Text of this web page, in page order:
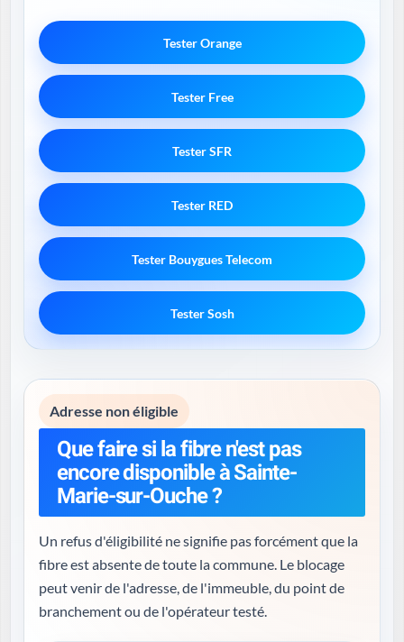
Tester Orange
Tester Free
Tester SFR
Tester RED
Tester Bouygues Telecom
Tester Sosh
Adresse non éligible
Que faire si la fibre n'est pas
encore disponible à Sainte-
Marie-sur-Ouche ?
Un refus d'éligibilité ne signifie pas forcément que la
fibre est absente de toute la commune. Le blocage
peut venir de l'adresse, de l'immeuble, du point de
branchement ou de l'opérateur testé.